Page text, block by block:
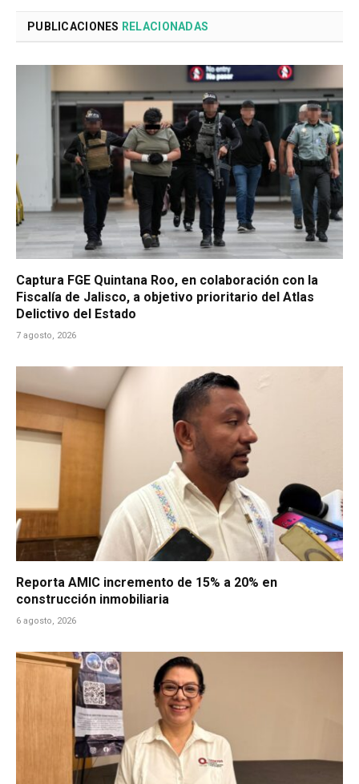
PUBLICACIONES RELACIONADAS
Captura FGE Quintana Roo, en colaboración con la
Fiscalía de Jalisco, a objetivo prioritario del Atlas
Delictivo del Estado
7 agosto, 2026
Reporta AMIC incremento de 15% a 20% en
construcción inmobiliaria
6 agosto, 2026